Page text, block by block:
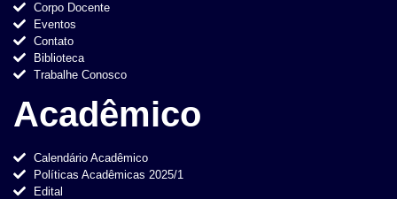
Corpo Docente
Eventos
Contato
Biblioteca
Trabalhe Conosco
Acadêmico
Calendário Acadêmico
Políticas Acadêmicas 2025/1
Edital